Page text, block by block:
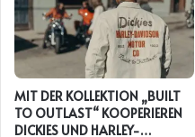
MIT DER KOLLEKTION „BUILT
TO OUTLAST“ KOOPERIEREN
DICKIES UND HARLEY-